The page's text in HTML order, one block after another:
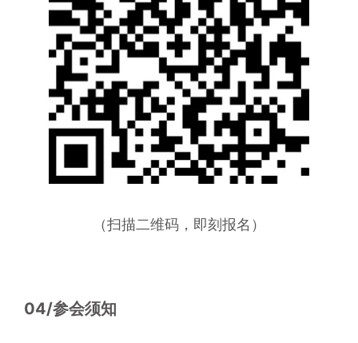
（扫描二维码，即刻报名）
04/参会须知